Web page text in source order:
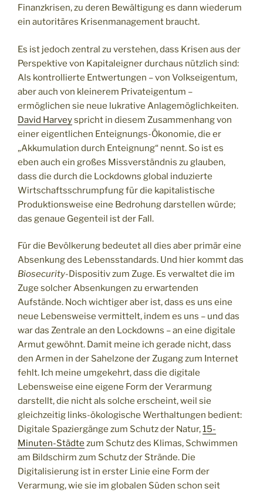
Finanzkrisen, zu deren Bewältigung es dann wiederum
ein autoritäres Krisenmanagement braucht.
Es ist jedoch zentral zu verstehen, dass Krisen aus der
Perspektive von Kapitaleigner durchaus nützlich sind:
Als kontrollierte Entwertungen – von Volkseigentum,
aber auch von kleinerem Privateigentum –
ermöglichen sie neue lukrative Anlagemöglichkeiten.
David Harveyspricht in diesem Zusammenhang von
einer eigentlichen Enteignungs-Ökonomie, die er
„Akkumulation durch Enteignung“ nennt. So ist es
eben auch ein großes Missverständnis zu glauben,
dass die durch die Lockdowns global induzierte
Wirtschaftsschrumpfung für die kapitalistische
Produktionsweise eine Bedrohung darstellen würde;
das genaue Gegenteil ist der Fall.
Für die Bevölkerung bedeutet all dies aber primär eine
Absenkung des Lebensstandards. Und hier kommt das
Biosecurity-Dispositiv zum Zuge. Es verwaltet die im
Zuge solcher Absenkungen zu erwartenden
Aufstände. Noch wichtiger aber ist, dass es uns eine
neue Lebensweise vermittelt, indem es uns – und das
war das Zentrale an den Lockdowns – an eine digitale
Armut gewöhnt. Damit meine ich gerade nicht, dass
den Armen in der Sahelzone der Zugang zum Internet
fehlt. Ich meine umgekehrt, dass die digitale
Lebensweise eine eigene Form der Verarmung
darstellt, die nicht als solche erscheint, weil sie
gleichzeitig links-ökologische Werthaltungen bedient:
Digitale Spaziergänge zum Schutz der Natur,15-
Minuten-Städte zum Schutz des Klimas, Schwimmen
am Bildschirm zum Schutz der Strände. Die
Digitalisierung ist in erster Linie eine Form der
Verarmung, wie sie im globalen Süden schon seit